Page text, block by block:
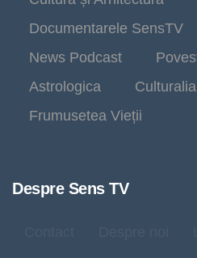
Documentarele SensTV
News Podcast
Astrologica
Culturalia
Frumusetea Vieții
Despre Sens TV